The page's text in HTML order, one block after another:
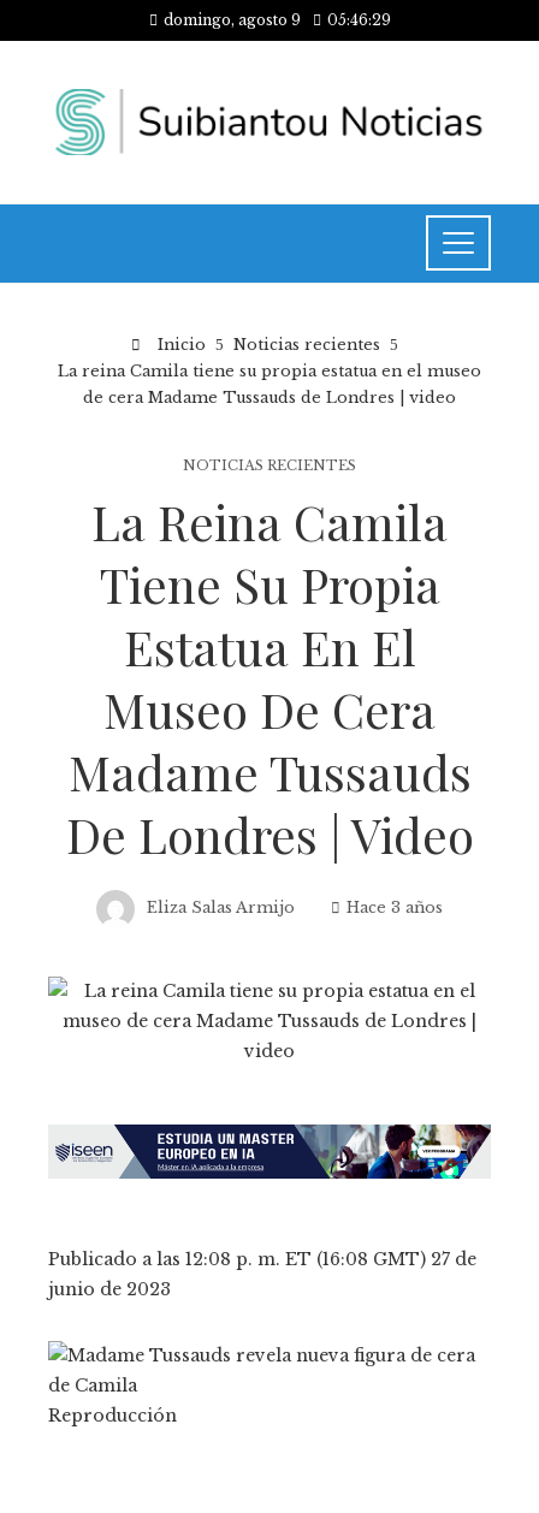
domingo, agosto 9 05:46:30
Inicio
Noticias recientes
La reina Camila tiene su propia estatua en el museo
de cera Madame Tussauds de Londres | video
NOTICIAS RECIENTES
La Reina Camila
Tiene Su Propia
Estatua En El
Museo De Cera
Madame Tussauds
De Londres | Video
Eliza Salas Armijo Hace 3 años
Publicado a las 12:08 p. m. ET (16:08 GMT) 27 de
junio de 2023
Reproducción